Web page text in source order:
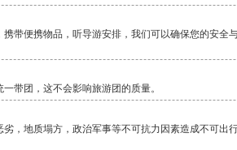
带便携物品，听导游安排，我们可以确保您的安
带团，这不会影响旅游团的质量。
，地质塌方，政治军事等不可抗力因素造成不可